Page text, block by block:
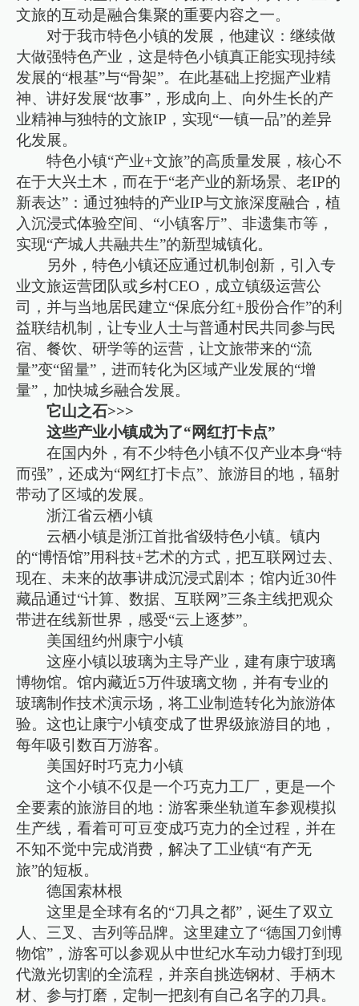
文旅的互动是融合集聚的重要内容之一。
对于我市特色小镇的发展，他建议：继续做
大做强特色产业，这是特色小镇真正能实现持续
发展的“根基”与“骨架”。在此基础上挖掘产业精
神、讲好发展“故事”，形成向上、向外生长的产
业精神与独特的文旅IP，实现“一镇一品”的差异
化发展。
特色小镇“产业+文旅”的高质量发展，核心不
在于大兴土木，而在于“老产业的新场景、老IP的
新表达”：通过独特的产业IP与文旅深度融合，植
入沉浸式体验空间、“小镇客厅”、非遗集市等，
实现“产城人共融共生”的新型城镇化。
另外，特色小镇还应通过机制创新，引入专
业文旅运营团队或乡村CEO，成立镇级运营公
司，并与当地居民建立“保底分红+股份合作”的利
益联结机制，让专业人士与普通村民共同参与民
宿、餐饮、研学等的运营，让文旅带来的“流
量”变“留量”，进而转化为区域产业发展的“增
量”，加快城乡融合发展。
它山之石>>>
这些产业小镇成为了“网红打卡点”
在国内外，有不少特色小镇不仅产业本身“特
而强”，还成为“网红打卡点”、旅游目的地，辐射
带动了区域的发展。
浙江省云栖小镇
云栖小镇是浙江首批省级特色小镇。镇内
的“博悟馆”用科技+艺术的方式，把互联网过去、
现在、未来的故事讲成沉浸式剧本；馆内近30件
藏品通过“计算、数据、互联网”三条主线把观众
带进在线新世界，感受“云上逐梦”。
美国纽约州康宁小镇
这座小镇以玻璃为主导产业，建有康宁玻璃
博物馆。馆内藏近5万件玻璃文物，并有专业的
玻璃制作技术演示场，将工业制造转化为旅游体
验。这也让康宁小镇变成了世界级旅游目的地，
每年吸引数百万游客。
美国好时巧克力小镇
这个小镇不仅是一个巧克力工厂，更是一个
全要素的旅游目的地：游客乘坐轨道车参观模拟
生产线，看着可可豆变成巧克力的全过程，并在
不知不觉中完成消费，解决了工业镇“有产无
旅”的短板。
德国索林根
这里是全球有名的“刀具之都”，诞生了双立
人、三叉、吉列等品牌。这里建立了“德国刀剑博
物馆”，游客可以参观从中世纪水车动力锻打到现
代激光切割的全流程，并亲自挑选钢材、手柄木
材、参与打磨，定制一把刻有自己名字的刀具。